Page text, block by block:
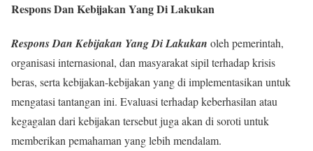
Respons Dan Kebijakan Yang Di Lakukan
Respons Dan Kebijakan Yang Di Lakukan oleh pemerintah,
organisasi internasional, dan masyarakat sipil terhadap krisis
beras, serta kebijakan-kebijakan yang di implementasikan untuk
mengatasi tantangan ini. Evaluasi terhadap keberhasilan atau
kegagalan dari kebijakan tersebut juga akan di soroti untuk
memberikan pemahaman yang lebih mendalam.